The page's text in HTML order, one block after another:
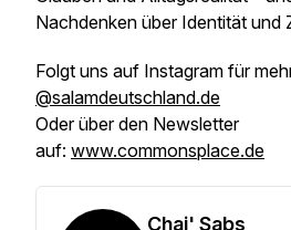
Nachdenken über Identität und
Folgt uns auf Instagram für
@salamdeutschland.de
Oder über den Newsletter
auf: www.commonsplace.de
Chai' Sabs